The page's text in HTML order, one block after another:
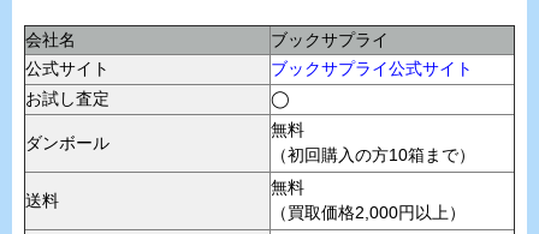
会社名
ブックサプライ
公式サイト
ブックサプライ公式サイト
お試し査定
◯
ダンボール
無料
（初回購入の方10箱まで）
送料
無料
（買取価格2,000円以上）